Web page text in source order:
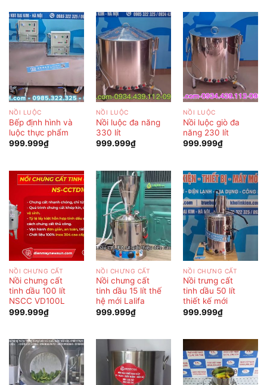
NỒI LUỘC
Bếp định hình và
luộc thực phẩm
999.999₫
NỒI LUỘC
Nồi luộc đa năng
330 lít
999.999₫
NỒI LUỘC
Nồi luộc giò đa
năng 230 lít
999.999₫
NỒI CHƯNG CẤT
Nồi chưng cất
tinh dầu 100 lít
NSCC VD100L
999.999₫
NỒI CHƯNG CẤT
Nồi chưng cất
tinh dầu 15 lít thế
hệ mới Lalifa
999.999₫
NỒI CHƯNG CẤT
Nồi trưng cất
tinh dầu 50 lít
thiết kế mới
999.999₫